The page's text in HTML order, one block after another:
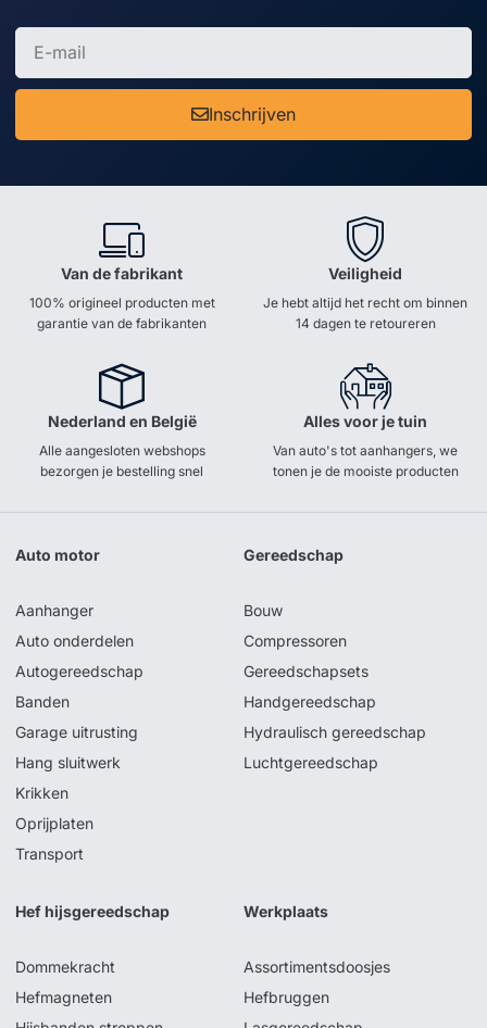
Inschrijven
Van de fabrikant
100% origineel producten met
garantie van de fabrikanten
Veiligheid
Je hebt altijd het recht om binnen
14 dagen te retoureren
Nederland en België
Alle aangesloten webshops
bezorgen je bestelling snel
Alles voor je tuin
Van auto's tot aanhangers, we
tonen je de mooiste producten
Auto motor
Aanhanger
Auto onderdelen
Autogereedschap
Banden
Garage uitrusting
Hang sluitwerk
Krikken
Oprijplaten
Transport
Gereedschap
Bouw
Compressoren
Gereedschapsets
Handgereedschap
Hydraulisch gereedschap
Luchtgereedschap
Hef hijsgereedschap
Dommekracht
Hefmagneten
Werkplaats
Assortimentsdoosjes
Hefbruggen